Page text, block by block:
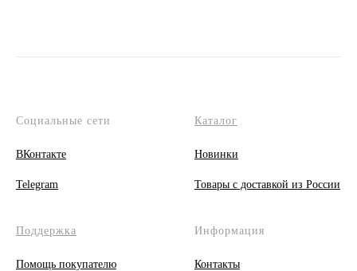
Социальные сети
ВКонтакте
Telegram
Каталог
Новинки
Товары с доставкой из России
Поддержка
Помощь покупателю
Информация
Контакты